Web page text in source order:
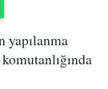
yapılanma